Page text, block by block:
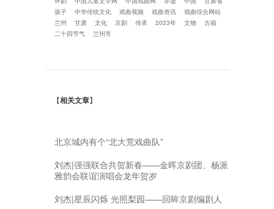
孩子
中华传统文化 戏曲视频 戏曲资讯
戏曲综合网站
兰州
甘肃 文化 京剧 传承 2023年 文物
古籍
二十四节气
兰州市
【相关文章】
北京城内有个“北大荒戏曲队”
刘杰|强强联合共贺新春——金晖京剧团、杨派
雅韵会联谊演唱会龙年贺岁
刘杰|星辰闪烁 光照梨园——回眸京剧编剧人